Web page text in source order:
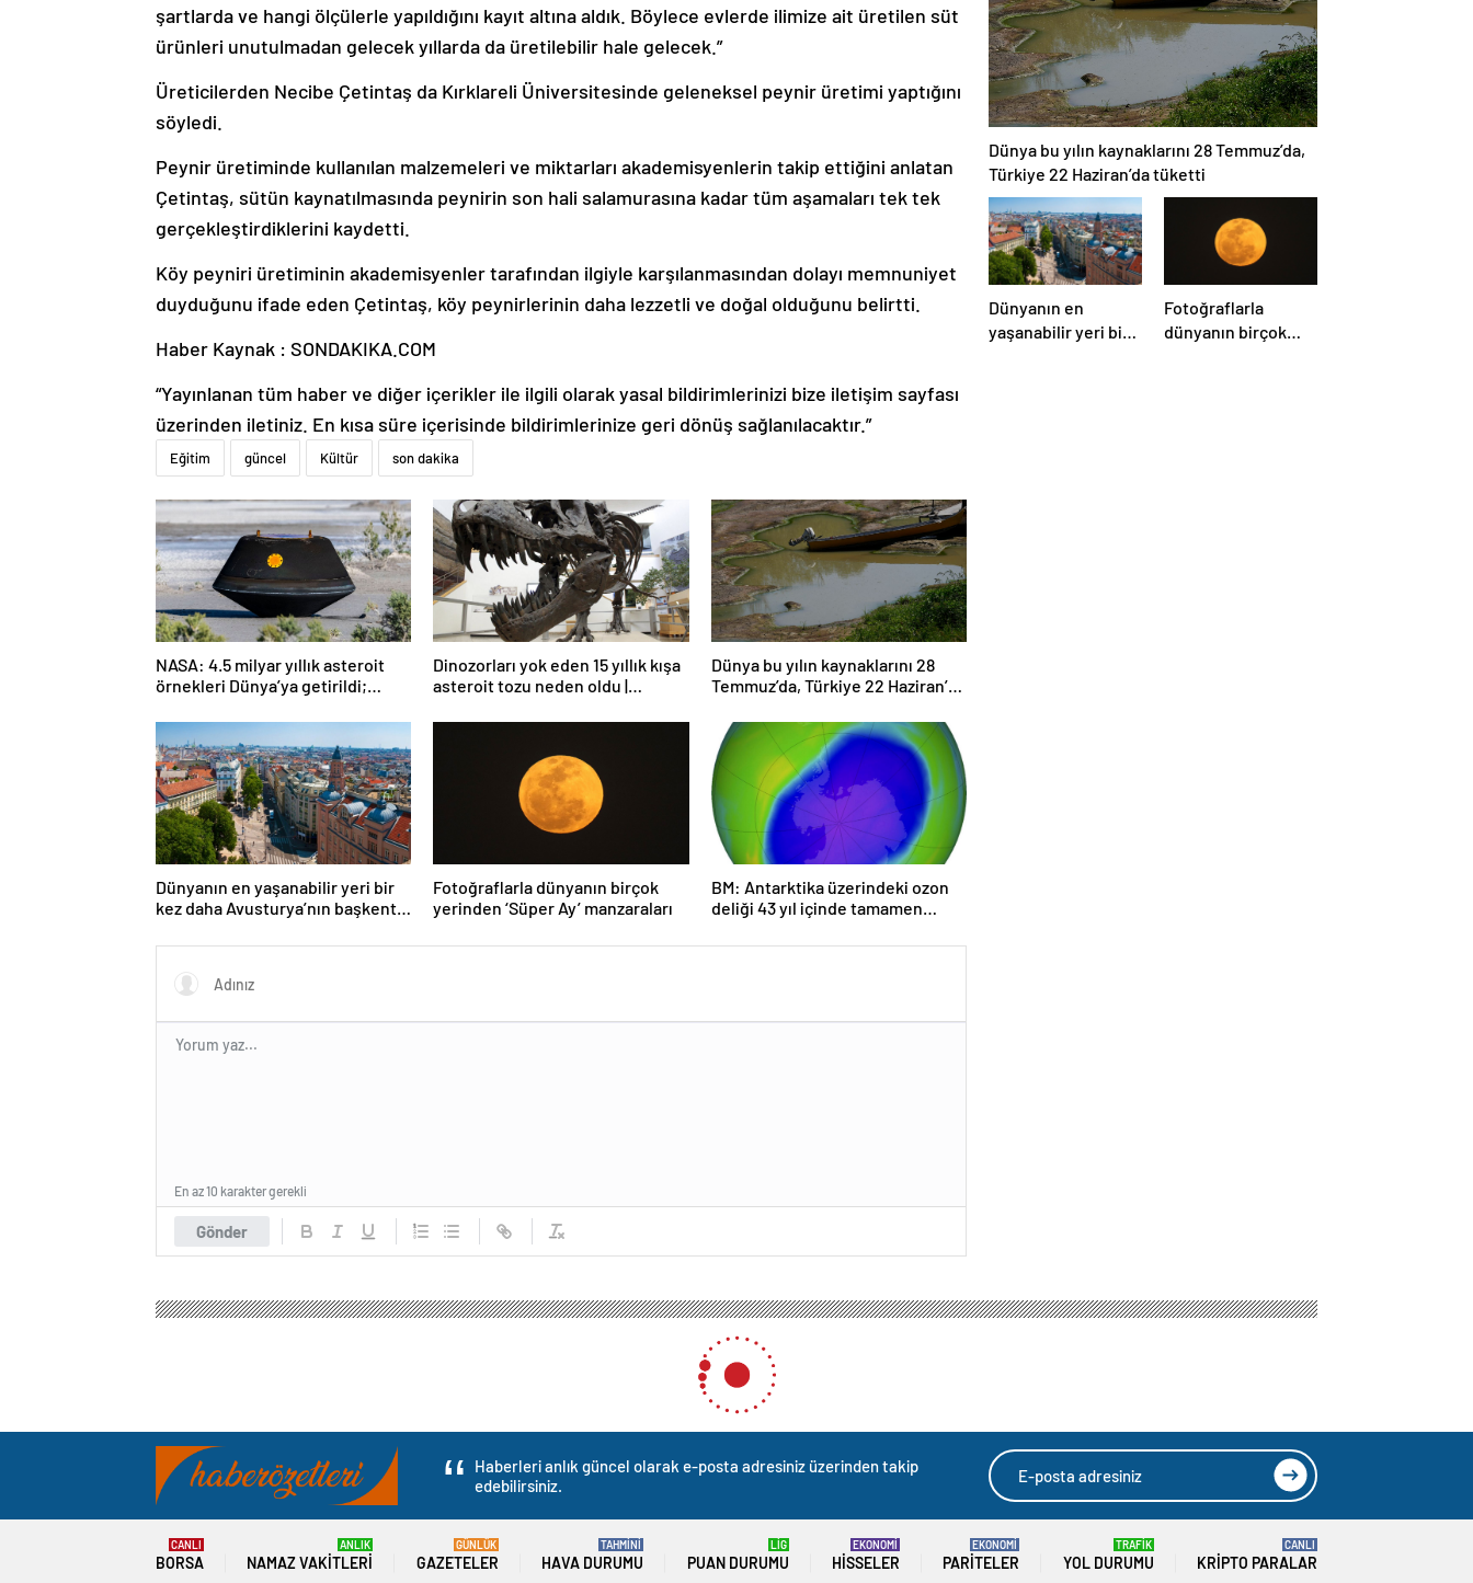
şartlarda ve hangi ölçülerle yapıldığını kayıt altına aldık. Böylece evlerde ilimize ait üretilen süt
ürünleri unutulmadan gelecek yıllarda da üretilebilir hale gelecek.”
Üreticilerden Necibe Çetintaş da Kırklareli Üniversitesinde geleneksel peynir üretimi yaptığını
söyledi.
Peynir üretiminde kullanılan malzemeleri ve miktarları akademisyenlerin takip ettiğini anlatan
Çetintaş, sütün kaynatılmasında peynirin son hali salamurasına kadar tüm aşamaları tek tek
gerçekleştirdiklerini kaydetti.
Köy peyniri üretiminin akademisyenler tarafından ilgiyle karşılanmasından dolayı memnuniyet
duyduğunu ifade eden Çetintaş, köy peynirlerinin daha lezzetli ve doğal olduğunu belirtti.
Haber Kaynak : SONDAKIKA.COM
“Yayınlanan tüm haber ve diğer içerikler ile ilgili olarak yasal bildirimlerinizi bize iletişim sayfası
üzerinden iletiniz. En kısa süre içerisinde bildirimlerinize geri dönüş sağlanılacaktır.”
Eğitim güncel Kültür son dakika
NASA: 4.5 milyar yıllık asteroit
örnekleri Dünya’ya getirildi;
tutabilir
Dinozorları yok eden 15 yıllık kışa
asteroit tozu neden oldu |
Dünya bu yılın kaynaklarını 28
Temmuz’da, Türkiye 22 Haziran’da
Dünyanın en yaşanabilir yeri bir
kez daha Avusturya’nın başkenti
Fotoğraflarla dünyanın birçok
yerinden ‘Süper Ay’ manzaraları
BM: Antarktika üzerindeki ozon
deliği 43 yıl içinde tamamen
Gönder
En az 10 karakter gerekli
tutabilir
Dünya bu yılın kaynaklarını 28 Temmuz’da,
Türkiye 22 Haziran’da tüketti
Dünyanın en
yaşanabilir yeri bir
Fotoğraflarla
dünyanın birçok
Haberleri anlık güncel olarak e-posta adresiniz üzerinden takip
edebilirsiniz.
BORSA
CANLI
NAMAZ VAKITLERI
ANLIK
GAZETELER
GÜNLÜK
HAVA DURUMU
TAHMİNİ
PUAN DURUMU
LİG
HISSELER
EKONOMİ
PARITELER
EKONOMİ
YOL DURUMU
TRAFİK
KRIPTO PARALAR
CANLI